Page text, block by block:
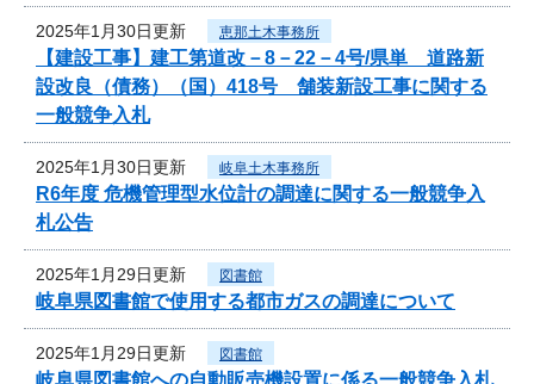
2025年1月30日更新 恵那土木事務所
【建設工事】建工第道改－8－22－4号/県単 道路新
設改良（債務）（国）418号 舗装新設工事に関する
一般競争入札
2025年1月30日更新 岐阜土木事務所
R6年度 危機管理型水位計の調達に関する一般競争入
札公告
2025年1月29日更新 図書館
岐阜県図書館で使用する都市ガスの調達について
2025年1月29日更新 図書館
岐阜県図書館への自動販売機設置に係る一般競争入札